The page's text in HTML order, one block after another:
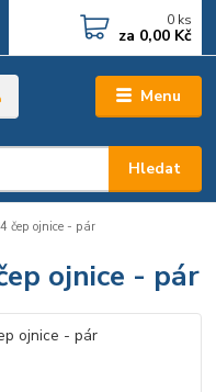
Menu
Hledat
0 ks
za 0,00 Kč
čep ojnice - pár
ojnice - pár